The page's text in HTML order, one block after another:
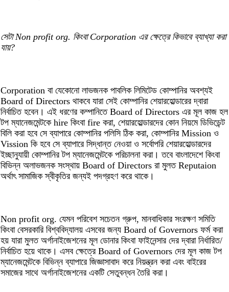
সেটা Non profit org. কিংবা Corporation এর ক্ষেত্রে কিভাবে ব্যাখ্যা করা
যায়?
Corporation বা যেকোনো লাভজনক পাবলিক লিমিটেড কোম্পানির অবশ্যই
Board of Directors থাকবে যারা সেই কোম্পানির শেয়ারহোল্ডারের দ্বারা
নির্বাচিত হবেন। এই ধরণের কম্পানিতে Board of Directors এর মূল কাজ হল
টপ ম্যানেজমেন্টকে hire কিংবা fire করা, শেয়ারহোল্ডারদের কোন নিয়মে ডিভিডেন্ট
বিলি করা হবে সে ব্যাপারে কোম্পানির পলিসি ঠিক করা, কোম্পানির Mission ও
Vission কি হবে সে ব্যাপারে সিদ্ধান্ত নেওয়া ও সর্বোপরি শেয়ারহোল্ডারদের
ইচ্ছানুযায়ী কোম্পানির টপ ম্যানেজমেন্টকে পরিচালনা করা। তবে বাংলাদেশে কিংবা
বিভিন্ন অলাভজনক সংস্থায় Board of Directors রা মুলত Reputaion
অর্থাৎ সামাজিক স্বীকৃতির জন্যই পদগ্রহণ করে থাকে।
Non profit org. যেমন পরিবেশ সচেতন গ্রুপ, মানবাধিকার সংরক্ষণ সমিতি
কিংবা বেসরকারি বিশ্ববিদ্যালয় এসবের জন্য Board of Governors ফর্ম করা
হয় যারা মুলত অর্গানাইজেশনের মূল ডোনার কিংবা ফাইনেন্সার দের দ্বারা নির্ধারিত/
নির্বাচিত হয়ে থাকে। এসব ক্ষেত্রে Board of Governors দের মূল কাজ টপ
ম্যানেজমেন্টকে বিভিন্ন ব্যাপারে জিজ্ঞাসাবাদ করে নিয়ন্ত্রন করা এবং বাইরের
সমাজের সাথে অর্গানাইজেশনের একটি সেতুবন্ধন তৈরি করা।